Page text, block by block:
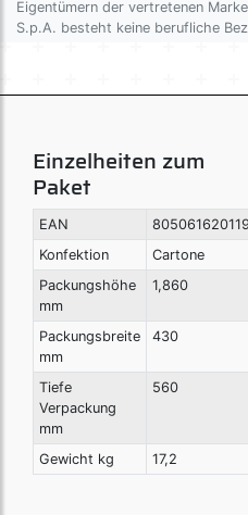
Eigentümern der vertretenen
S.p.A. besteht keine berufliche
Einzelheiten zum
Paket
EAN
Konfektion
Cartone
Packungshöhe
mm
1,860
Packungsbreite
mm
430
Tiefe
Verpackung
mm
560
Gewicht kg 17,2